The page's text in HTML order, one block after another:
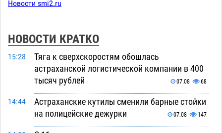
Новости smi2.ru
НОВОСТИ КРАТКО
15:28
Тяга к сверхскоростям обошлась
астраханской логистической компании в 400
тысяч рублей
07.08 68
14:44
Астраханские кутилы сменили барные стойки
на полицейские дежурки
07.08 147